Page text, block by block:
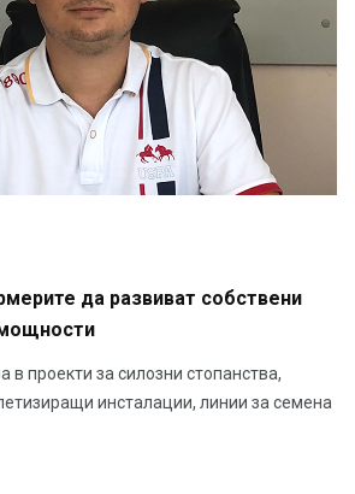
да развиват собствени
в проекти за силозни стопанства,
инсталации, линии за семена